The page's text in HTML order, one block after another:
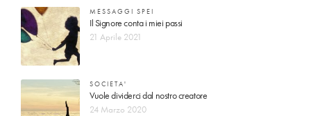
MESSAGGI SPEI
Il Signore conta i miei passi
21 Aprile 2021
SOCIETA'
Vuole dividerci dal nostro creatore
24 Marzo 2020